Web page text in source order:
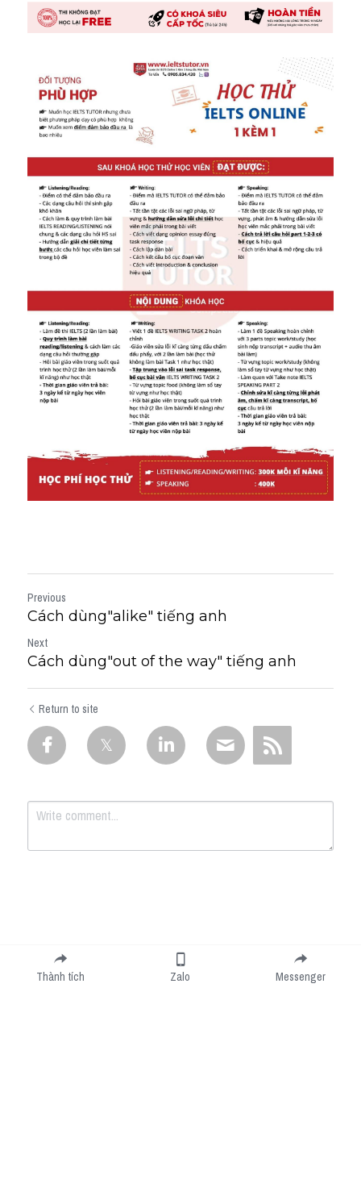
Previous
Cách dùng"alike" tiếng anh
Next
Cách dùng"out of the way" tiếng anh
Return to site
Submit
Thành tích Zalo Messenger